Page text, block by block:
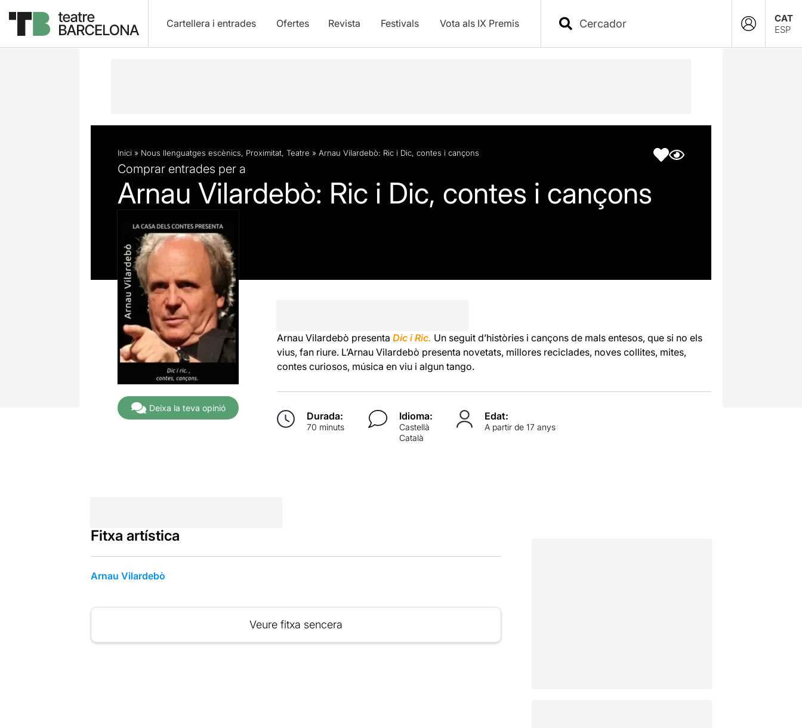
Cartellera i entrades Ofertes Revista Festivals Vota als IX Premis
CAT
ESP
Descripció Fitxa artística
Inici » Nous llenguatges escènics, Proximitat, Teatre » Arnau Vilardebò: Ric i Dic, contes i cançons
Comprar entrades per a
Arnau Vilardebò: Ric i Dic, contes i cançons
Deixa la teva opinió
Arnau Vilardebò presenta Dic i Ric. Un seguit d’històries i cançons de mals entesos, que si no els
vius, fan riure. L’Arnau Vilardebò presenta novetats, millores reciclades, noves collites, mites,
contes curiosos, música en viu i algun tango.
Durada:
70 minuts
Idioma:
Castellà
Català
Edat:
A partir de 17 anys
Fitxa artística
Arnau Vilardebò
Veure fitxa sencera